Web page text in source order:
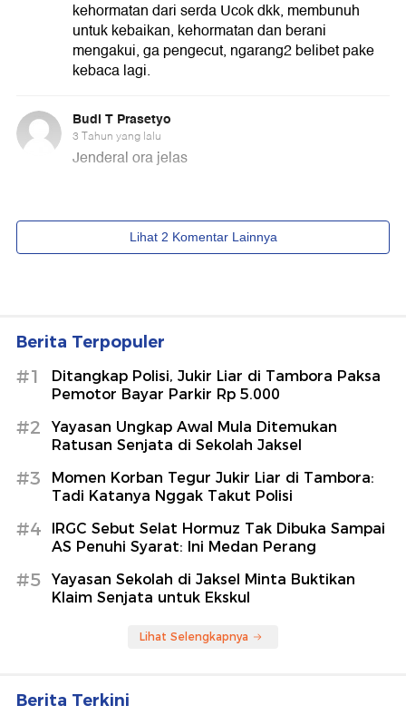
Berita Terpopuler
#1
Ditangkap Polisi, Jukir Liar di Tambora Paksa
Pemotor Bayar Parkir Rp 5.000
#2
Yayasan Ungkap Awal Mula Ditemukan
Ratusan Senjata di Sekolah Jaksel
#3
Momen Korban Tegur Jukir Liar di Tambora:
Tadi Katanya Nggak Takut Polisi
#4
IRGC Sebut Selat Hormuz Tak Dibuka Sampai
AS Penuhi Syarat: Ini Medan Perang
#5
Yayasan Sekolah di Jaksel Minta Buktikan
Klaim Senjata untuk Ekskul
Lihat Selengkapnya
Berita Terkini